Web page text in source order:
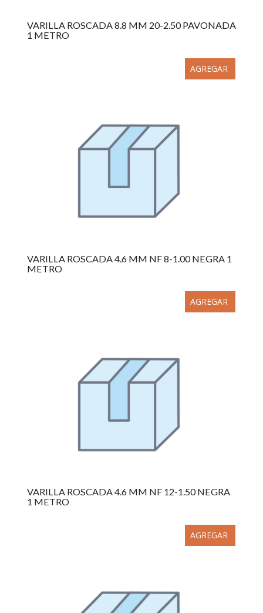
VARILLA ROSCADA 8.8 MM 20-2.50 PAVONADA
1 METRO
AGREGAR
VARILLA ROSCADA 4.6 MM NF 8-1.00 NEGRA 1
METRO
AGREGAR
VARILLA ROSCADA 4.6 MM NF 12-1.50 NEGRA
1 METRO
AGREGAR